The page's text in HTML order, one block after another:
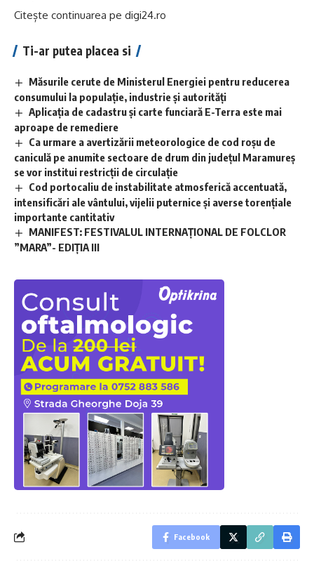
Citește continuarea pe digi24.ro
Ti-ar putea placea si
Măsurile cerute de Ministerul Energiei pentru reducerea
consumului la populație, industrie și autorități
Aplicaţia de cadastru şi carte funciară E-Terra este mai
aproape de remediere
Ca urmare a avertizării meteorologice de cod roșu de
caniculă pe anumite sectoare de drum din județul Maramureș
se vor institui restricții de circulație
Cod portocaliu de instabilitate atmosferică accentuată,
intensificări ale vântului, vijelii puternice și averse torențiale
importante cantitativ
MANIFEST: FESTIVALUL INTERNAȚIONAL DE FOLCLOR
”MARA”- EDIȚIA III
Facebook